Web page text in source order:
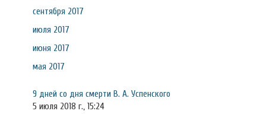
сентября 2017
июля 2017
июня 2017
мая 2017
9 дней со дня смерти В. А. Успенского
5 июля 2018 г., 15:24